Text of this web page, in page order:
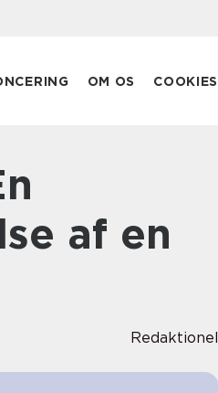
OM OS COOKIES
af en
Redaktionel